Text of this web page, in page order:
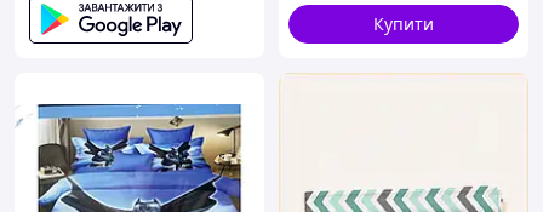
Купити